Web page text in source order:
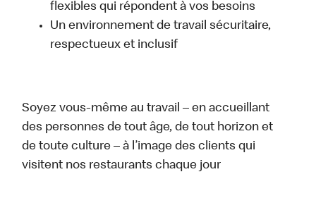
flexibles qui répondent à vos besoins
Un environnement de travail sécuritaire,
respectueux et inclusif
Soyez vous-même au travail – en accueillant
des personnes de tout âge, de tout horizon et
de toute culture – à l’image des clients qui
visitent nos restaurants chaque jour